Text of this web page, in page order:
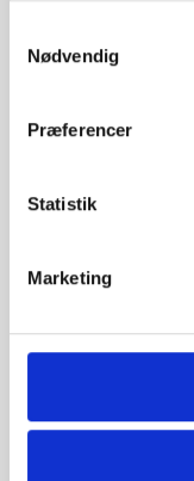
Nødvendig
Præferencer
Statistik
Marketing
Firma